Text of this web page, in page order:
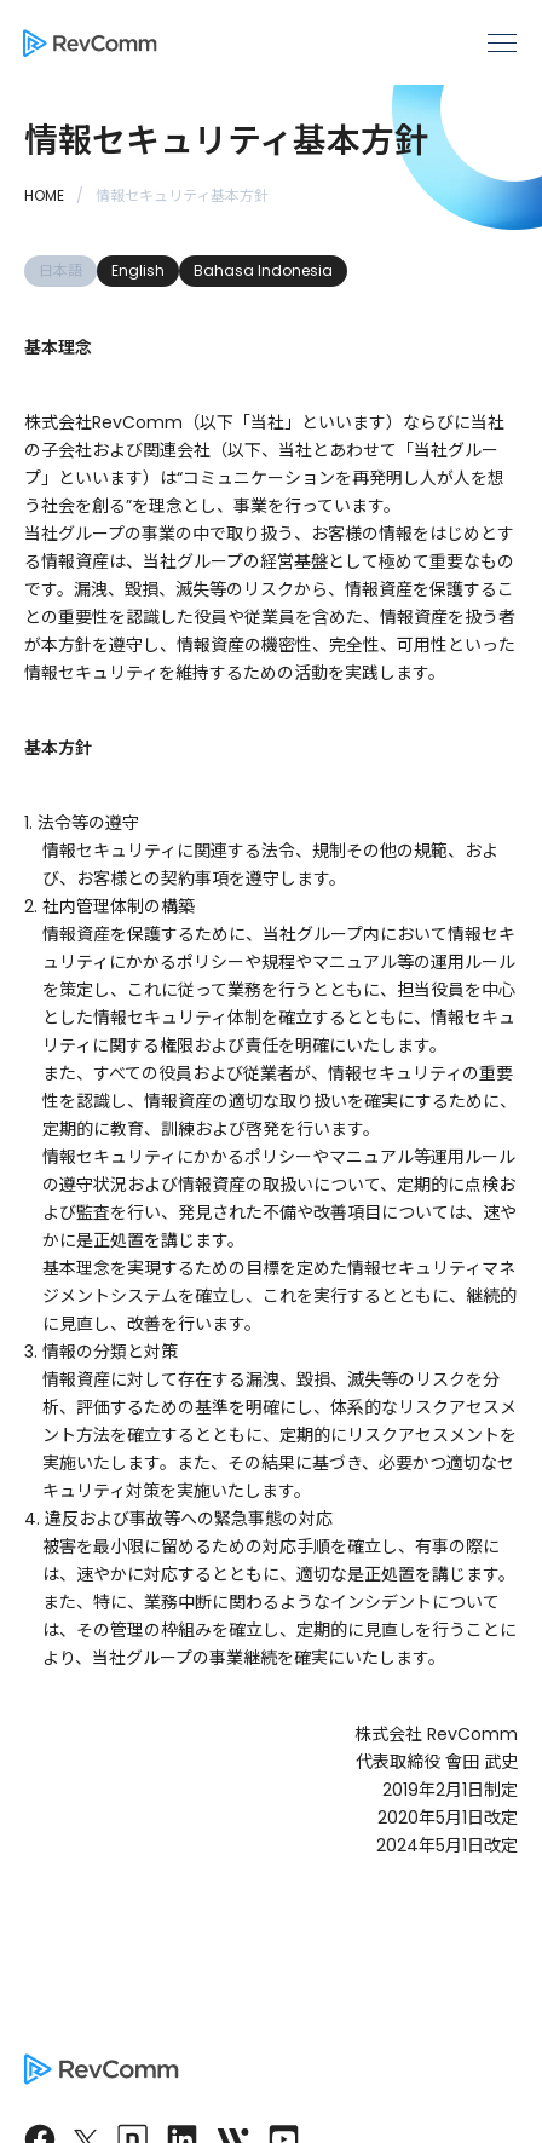
情報セキュリティ基本方針
HOME 情報セキュリティ基本方針
日本語 English Bahasa Indonesia
基本理念
株式会社RevComm（以下「当社」といいます）ならびに当社
の子会社および関連会社（以下、当社とあわせて「当社グルー
プ」といいます）は“コミュニケーションを再発明し人が人を想
う社会を創る”を理念とし、事業を行っています。
当社グループの事業の中で取り扱う、お客様の情報をはじめとす
る情報資産は、当社グループの経営基盤として極めて重要なもの
です。漏洩、毀損、滅失等のリスクから、情報資産を保護するこ
との重要性を認識した役員や従業員を含めた、情報資産を扱う者
が本方針を遵守し、情報資産の機密性、完全性、可用性といった
情報セキュリティを維持するための活動を実践します。
基本方針
1. 法令等の遵守
情報セキュリティに関連する法令、規制その他の規範、およ
び、お客様との契約事項を遵守します。
2. 社内管理体制の構築
情報資産を保護するために、当社グループ内において情報セキ
ュリティにかかるポリシーや規程やマニュアル等の運用ルール
を策定し、これに従って業務を行うとともに、担当役員を中心
とした情報セキュリティ体制を確立するとともに、情報セキュ
リティに関する権限および責任を明確にいたします。
また、すべての役員および従業者が、情報セキュリティの重要
性を認識し、情報資産の適切な取り扱いを確実にするために、
定期的に教育、訓練および啓発を行います。
情報セキュリティにかかるポリシーやマニュアル等運用ルール
の遵守状況および情報資産の取扱いについて、定期的に点検お
よび監査を行い、発見された不備や改善項目については、速や
かに是正処置を講じます。
基本理念を実現するための目標を定めた情報セキュリティマネ
ジメントシステムを確立し、これを実行するとともに、継続的
に見直し、改善を行います。
3. 情報の分類と対策
情報資産に対して存在する漏洩、毀損、滅失等のリスクを分
析、評価するための基準を明確にし、体系的なリスクアセスメ
ント方法を確立するとともに、定期的にリスクアセスメントを
実施いたします。また、その結果に基づき、必要かつ適切なセ
キュリティ対策を実施いたします。
4. 違反および事故等への緊急事態の対応
被害を最小限に留めるための対応手順を確立し、有事の際に
は、速やかに対応するとともに、適切な是正処置を講じます。
また、特に、業務中断に関わるようなインシデントについて
は、その管理の枠組みを確立し、定期的に見直しを行うことに
より、当社グループの事業継続を確実にいたします。
株式会社 RevComm
代表取締役 會田 武史
2019年2月1日制定
2020年5月1日改定
2024年5月1日改定